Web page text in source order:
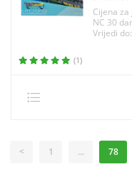
Cijena za
NC 30
Vrijedi do:
(1)
< 1 ... 78